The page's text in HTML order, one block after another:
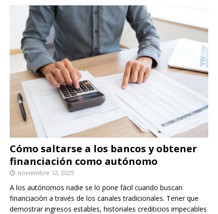
Cómo saltarse a los bancos y obtener
financiación como autónomo
noviembre 12, 2025
A los autónomos nadie se lo pone fácil cuando buscan
financiación a través de los canales tradicionales. Tener que
demostrar ingresos estables, historiales crediticios impecables